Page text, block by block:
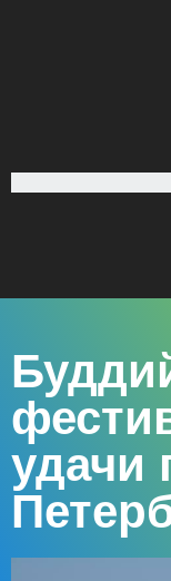
удачи